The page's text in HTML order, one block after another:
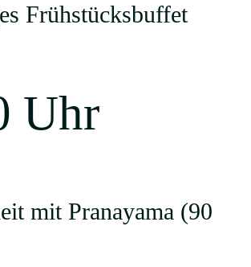
Frühstücksbuffet
Uhr
mit Pranayama (90